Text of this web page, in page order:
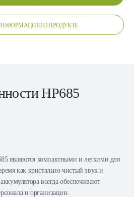
О ПРОДУКТЕ
HP685
являются компактными и легкими для
как кристально чистый звук и
всегда обеспечивают
и организации.